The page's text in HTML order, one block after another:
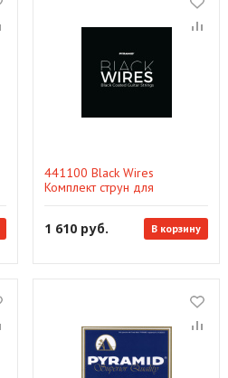
441100 Black Wires
Комплект струн для
никелированные, с
покрытием, 10-46, Pyramid
1 610 руб. В корзину